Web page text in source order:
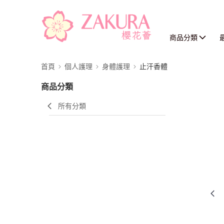
商品分類
首頁 個人護理 身體護理 止汗香體
商品分類
所有分類